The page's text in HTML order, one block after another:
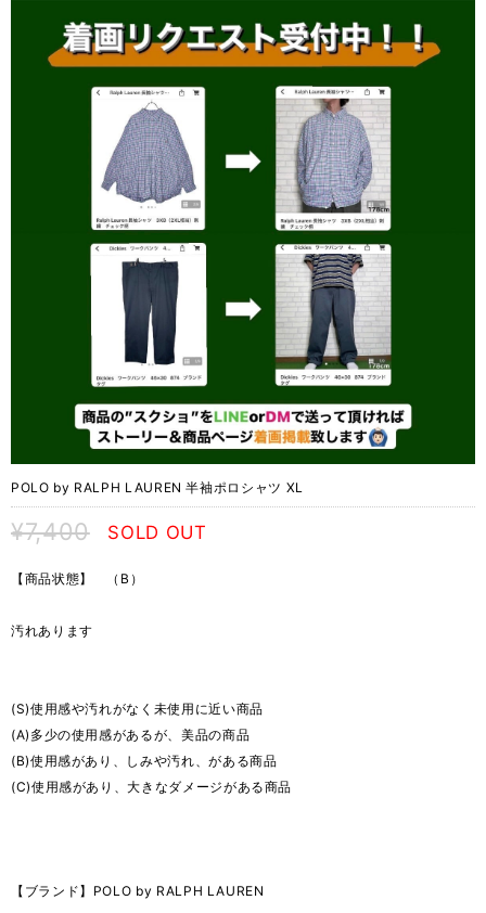
POLO by RALPH LAUREN 半袖ポロシャツ XL
¥7,400 SOLD OUT
【商品状態】 （B）
汚れあります
(S)使用感や汚れがなく未使用に近い商品
(A)多少の使用感があるが、美品の商品
(B)使用感があり、しみや汚れ、がある商品
(C)使用感があり、大きなダメージがある商品
【ブランド】POLO by RALPH LAUREN